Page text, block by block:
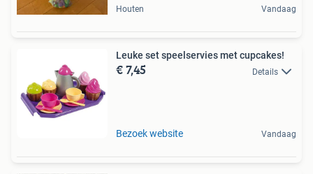
Houten Vandaag
Leuke set speelservies met cupcakes!
€ 7,45 Details
Bezoek website Vandaag